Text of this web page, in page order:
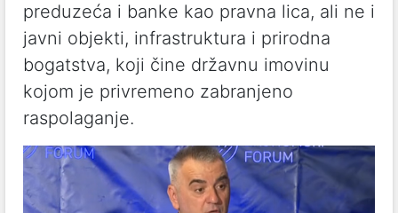
preduzeća i banke kao pravna lica, ali ne i
javni objekti, infrastruktura i prirodna
bogatstva, koji čine državnu imovinu
kojom je privremeno zabranjeno
raspolaganje.